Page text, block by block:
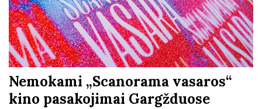
Nemokami „Scanorama vasaros“
kino pasakojimai Gargžduose